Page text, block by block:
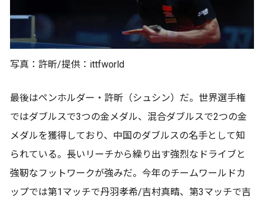
写真：許昕/提供：ittfworld
最後はペンホルダー・許昕（シュシン）だ。世界選手権
ではダブルスで3つの金メダル、混合ダブルスで2つの金
メダルを獲得しており、中国のダブルスの名手として知
られている。長いリーチから繰り出す強烈なドライブと
強靭なフットワークが強みだ。今年のチームワールドカ
ップでは第1マッチで丹羽孝希/吉村真晴、第3マッチで吉